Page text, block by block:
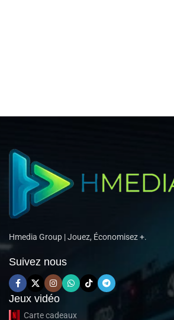
Hmedia Group | Jouez, Économisez +.
Suivez nous
Jeux vidéo
Carte cadeaux